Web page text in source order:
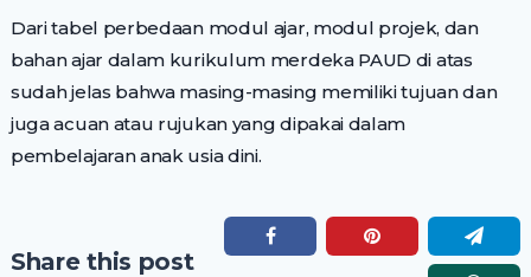
Dari tabel perbedaan modul ajar, modul projek, dan
bahan ajar dalam kurikulum merdeka PAUD di atas
sudah jelas bahwa masing-masing memiliki tujuan dan
juga acuan atau rujukan yang dipakai dalam
pembelajaran anak usia dini.
Share this post